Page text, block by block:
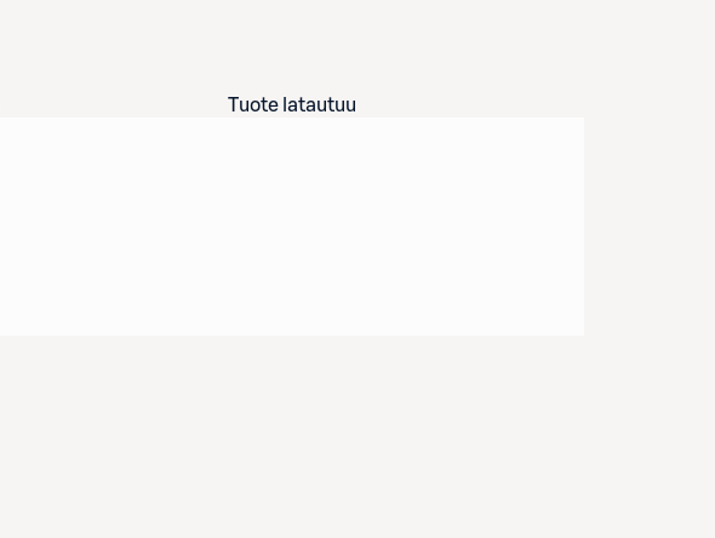
Tuote latautuu